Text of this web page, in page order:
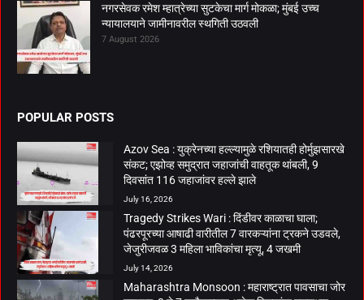
नगरसेवक रमेश म्हात्रेच्या सुटकेचा मार्ग मोकळा; मुंबई उच्च
न्यायालयाने जामीनावरील स्थगिती उठवली
7 August 2026
POPULAR POSTS
Azov Sea : युक्रेनच्या हल्ल्यामुळे रशियातही होर्मुझसारखे
संकट; एझोव्ह समुद्रात जहाजांची वाहतूक थांबली, 9
दिवसांत 116 जहाजांवर हल्ले झाले
July 16, 2026
Tragedy Strikes Wari : दिंडीवर काळाचा घाला;
पंढरपूरच्या आषाढी वारीतील 7 वारकऱ्यांना ट्रकने उडवले,
जेजुरीजवळ 3 महिला भाविकांचा मृत्यू, 4 जखमी
July 14, 2026
Maharashtra Monsoon : महाराष्ट्रात पावसाचा जोर